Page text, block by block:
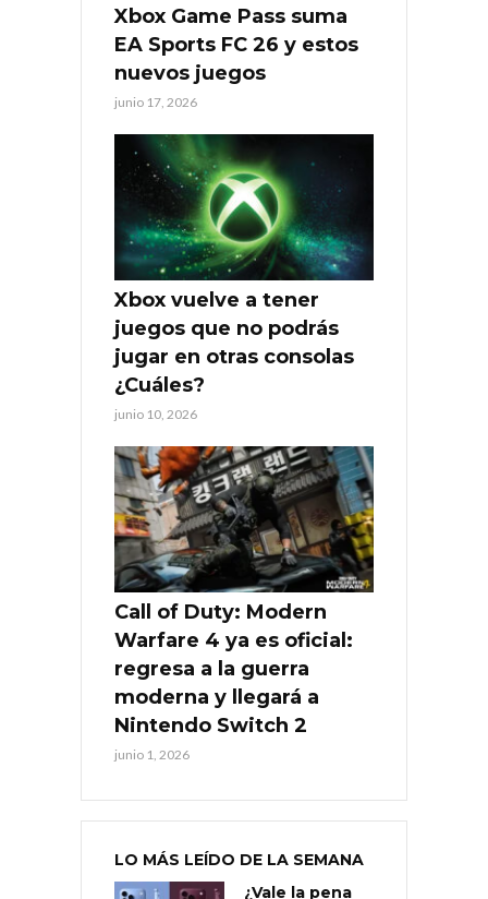
Xbox Game Pass suma
EA Sports FC 26 y estos
nuevos juegos
junio 17, 2026
Xbox vuelve a tener
juegos que no podrás
jugar en otras consolas
¿Cuáles?
junio 10, 2026
Call of Duty: Modern
Warfare 4 ya es oficial:
regresa a la guerra
moderna y llegará a
Nintendo Switch 2
junio 1, 2026
LO MÁS LEÍDO DE LA SEMANA
¿Vale la pena